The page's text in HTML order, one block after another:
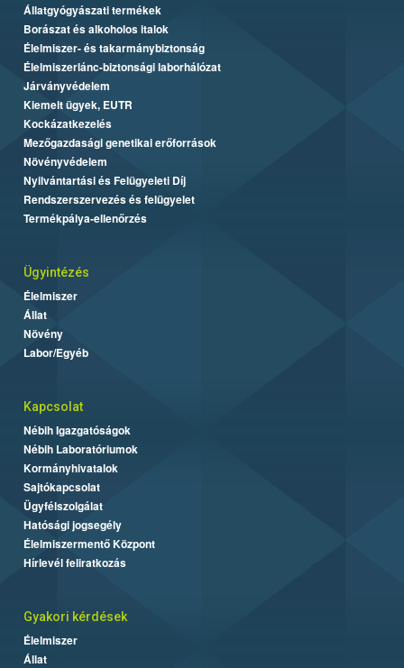
Állatgyógyászati termékek
Borászat és alkoholos italok
Élelmiszer- és takarmánybiztonság
Élelmiszerlánc-biztonsági laborhálózat
Járványvédelem
Kiemelt ügyek, EUTR
Kockázatkezelés
Mezőgazdasági genetikai erőforrások
Növényvédelem
Nyilvántartási és Felügyeleti Díj
Rendszerszervezés és felügyelet
Termékpálya-ellenőrzés
Ügyintézés
Élelmiszer
Állat
Növény
Labor/Egyéb
Kapcsolat
Nébih Igazgatóságok
Nébih Laboratóriumok
Kormányhivatalok
Sajtókapcsolat
Ügyfélszolgálat
Hatósági jogsegély
Élelmiszermentő Központ
Hírlevél feliratkozás
Gyakori kérdések
Élelmiszer
Állat